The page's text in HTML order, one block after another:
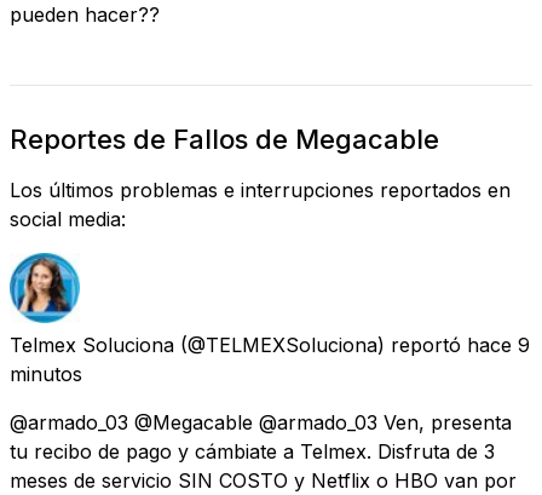
pueden hacer??
Reportes de Fallos de Megacable
Los últimos problemas e interrupciones reportados en
social media:
Telmex Soluciona (@TELMEXSoluciona) reportó hace 9
minutos
@armado_03 @Megacable @armado_03 Ven, presenta
tu recibo de pago y cámbiate a Telmex. Disfruta de 3
meses de servicio SIN COSTO y Netflix o HBO van por